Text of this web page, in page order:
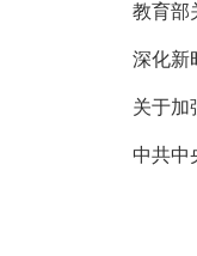
教育部
深化新
关于加
中共中